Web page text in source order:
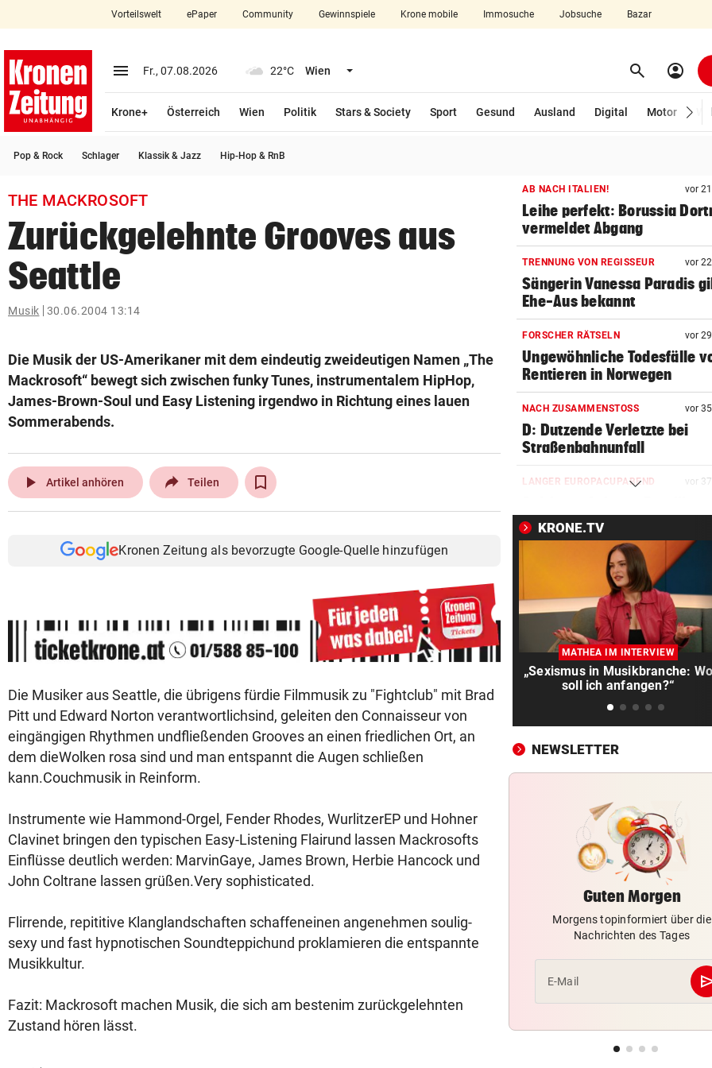
closeSchließen
account_circle Anmelden
arrow_right
bookmark
search
Suchbegriff
eingeben
Muthgasse 2, 1190 Wien
Vorteilswelt ePaper Community Gewinnspiele Krone mobile Immosuche Jobsuche Bazar
menu Menü aufklappen
Fr., 07.08.2026 22°C Wien Menü aufklappen search Suchen
account_circle
Krone+ Österreich Wien Politik Stars & Society Sport Gesund Ausland Digital Motor
Pop & Rock Schlager Klassik & Jazz Hip-Hop & RnB
THE MACKROSOFT
Zurückgelehnte Grooves aus
Seattle
Musik 30.06.2004 13:14
Die Musik der US-Amerikaner mit dem eindeutig zweideutigen Namen „The
Mackrosoft“ bewegt sich zwischen funky Tunes, instrumentalem HipHop,
James-Brown-Soul und Easy Listening irgendwo in Richtung eines lauen
Sommerabends.
play_arrow Artikel anhören Teilen
Kronen Zeitung als bevorzugte Google-Quelle hinzufügen
Die Musiker aus Seattle, die übrigens fürdie Filmmusik zu "Fightclub" mit Brad
Pitt und Edward Norton verantwortlichsind, geleiten den Connaisseur von
eingängigen Rhythmen undfließenden Grooves an einen friedlichen Ort, an
dem dieWolken rosa sind und man entspannt die Augen schließen
kann.Couchmusik in Reinform.
Instrumente wie Hammond-Orgel, Fender Rhodes, WurlitzerEP und Hohner
Clavinet bringen den typischen Easy-Listening Flairund lassen Mackrosofts
Einflüsse deutlich werden: MarvinGaye, James Brown, Herbie Hancock und
John Coltrane lassen grüßen.Very sophisticated.
Flirrende, repititive Klanglandschaften schaffeneinen angenehmen soulig-
sexy und fast hypnotischen Soundteppichund proklamieren die entspannte
Musikkultur.
Fazit: Mackrosoft machen Musik, die sich am bestenim zurückgelehnten
Zustand hören lässt.
AB NACH ITALIEN! vor
Leihe perfekt: Borussia
vermeldet Abgang
TRENNUNG VON REGISSEUR vor
Sängerin Vanessa Paradis
Ehe-Aus bekannt
FORSCHER RÄTSELN vor
Ungewöhnliche Todesfälle
Rentieren in Norwegen
NACH ZUSAMMENSTOSS vor
D: Dutzende Verletzte bei
Straßenbahnunfall
LANGER EUROPACUPABEND vor
und große Sorgen
SEIN GRÖSSTES JAHR vor 40
DJ Toby Romeo kündigt so viel
Musik wie nie an
„KEINE FRAGE!“ vor
Was tun gegen die schlechte
Stimmung im Land?
Brandgefahr? Hitze löst vor
Störfeuer aus
ZU WENIG WASSERKRAFT vor
springt jeden Abend ein
HOCKEYCRACKS IM SOMMER vor 41
Klassek ist der Jannik Sinner
Tennis-Unterhaus
NACH JUSTIZ-NIEDERLAGE vor
Trump will nun gegen
„Geburtstourismus“
vor
Austria-Kapitän
KRONE.TV
MATHEA IM INTERVIEW
„Sexismus in Musikbranche: Wo
soll ich anfangen?“
NEWSLETTER
Guten Morgen
Morgens topinformiert über die
Nachrichten des Tages
E-Mail